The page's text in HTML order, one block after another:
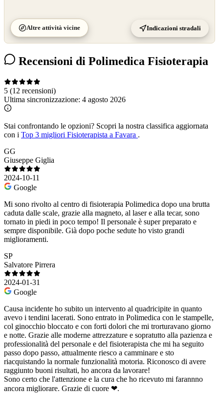
Altre attività vicine Indicazioni stradali
Recensioni di Polimedica Fisioterapia
5 (12 recensioni)
Ultima sincronizzazione: 4 agosto 2026
Stai confrontando le opzioni? Scopri la nostra classifica aggiornata
con i Top 3 migliori Fisioterapista a Favara .
GG
Giuseppe Giglia
2024-10-11
Google
Mi sono rivolto al centro di fisioterapia Polimedica dopo una brutta
caduta dalle scale, grazie alla magneto, al laser e alla tecar, sono
tornato in piedi in poco tempo! Il personale è super preparato e
sempre disponibile. Già dopo poche sedute ho visto grandi
miglioramenti.
SP
Salvatore Pirrera
2024-01-31
Google
Causa incidente ho subito un intervento al quadricipite in quanto
avevo i tendini lacerati. Sono entrato in Polimedica con le stampelle,
col ginocchio bloccato e con forti dolori che mi trorturavano giorno
e notte. Grazie alle moderne attrezzature e sopratutto alla pazienza e
professionalità del personale e del fisioterapista che mi ha seguito
passo dopo passo, attualmente riesco a camminare e sto
riacquistando la normale funzionalità motoria. Riconosco di avere
raggiunto buoni risultati, ho ancora da lavorare!
Sono certo che l'attenzione e la cura che ho ricevuto mi farannno
ancora migliorare. Grazie di cuore ❤.